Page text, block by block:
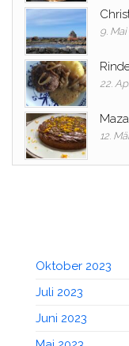
9.
22.
12.
Oktober 2023
Juli 2023
Juni 2023